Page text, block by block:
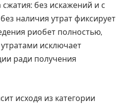
сжатия: без искажений и с
наличия утрат фиксирует
риобет полностью,
утратами исключает
ради получения
исходя из категории